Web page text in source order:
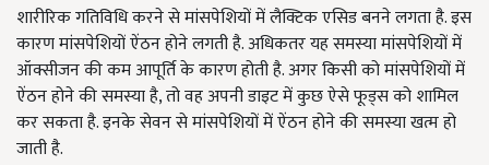
शारीरिक गतिविधि करने से मांसपेशियों में लैक्टिक एसिड बनने लगता है. इस
कारण मांसपेशियों ऐंठन होने लगती है. अधिकतर यह समस्या मांसपेशियों में
ऑक्सीजन की कम आपूर्ति के कारण होती है. अगर किसी को मांसपेशियों में
ऐंठन होने की समस्या है, तो वह अपनी डाइट में कुछ ऐसे फूड्स को शामिल
कर सकता है. इनके सेवन से मांसपेशियों में ऐंठन होने की समस्या खत्म हो
जाती है.